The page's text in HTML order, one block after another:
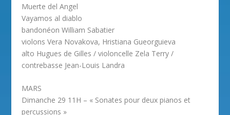
Muerte del Angel
Vayamos al diablo
bandonéon William Sabatier
violons Vera Novakova, Hristiana Gueorguieva
alto Hugues de Gilles / violoncelle Zela Terry /
contrebasse Jean-Louis Landra
MARS
Dimanche 29 11H – « Sonates pour deux pianos et
percussions »